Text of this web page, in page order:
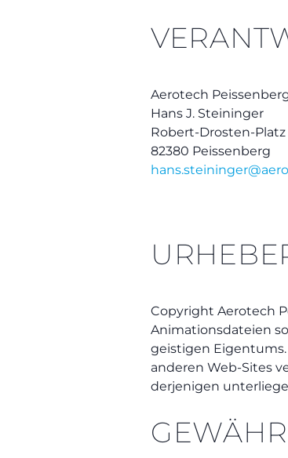
Aerotech
Hans J. Steininger
Robert-Drosten-Platz
82380 Peissenberg
Copyright Aerotech
Animationsdateien
geistigen
anderen Web-Sites
derjenigen